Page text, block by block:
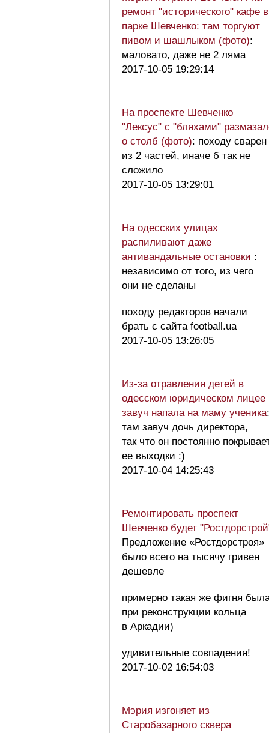
ремонт "исторического" кафе в
парке Шевченко: там торгуют
пивом и шашлыком (фото):
маловато, даже не 2 ляма
2017-10-05 19:29:14
На проспекте Шевченко
"Лексус" с "бляхами"
о столб (фото): походу сварен
из 2 частей, иначе б так не
сложило
2017-10-05 13:29:01
На одесских улицах
распиливают даже
антивандальные остановки :
независимо от того, из чего
они не сделаны
походу редакторов начали
брать с сайта football.ua
2017-10-05 13:26:05
Из-за отравления детей в
одесском юридическом лицее
завуч напала на маму ученика:
там завуч дочь директора,
так что он постоянно
ее выходки :)
2017-10-04 14:25:43
Ремонтировать проспект
Шевченко будет
Предложение «Ростдорстроя»
было всего на тысячу гривен
дешевле
примерно такая же фигня
при реконструкции кольца
в Аркадии)
удивительные совпадения!
2017-10-02 16:54:03
Мэрия изгоняет из
Старобазарного сквера